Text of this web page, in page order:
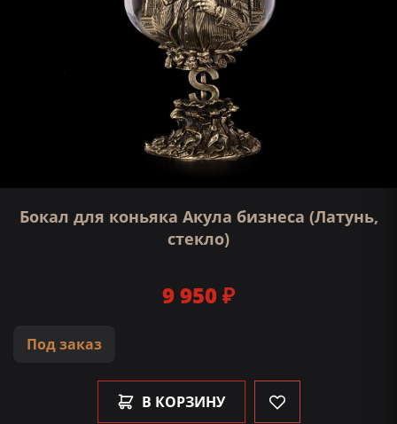
Бокал для коньяка Акула бизнеса (Латунь,
стекло)
Под заказ
9 950 ₽
В КОРЗИНУ